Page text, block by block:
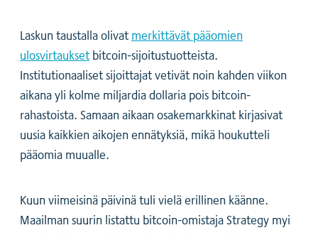
Laskun taustalla olivatmerkittävät pääomien
ulosvirtauksetbitcoin-sijoitustuotteista.
Institutionaaliset sijoittajat vetivät noin kahden viikon
aikana yli kolme miljardia dollaria pois bitcoin-
rahastoista. Samaan aikaan osakemarkkinat kirjasivat
uusia kaikkien aikojen ennätyksiä, mikä houkutteli
pääomia muualle.
Kuun viimeisinä päivinä tuli vielä erillinen käänne.
Maailman suurin listattu bitcoin-omistaja Strategy myi